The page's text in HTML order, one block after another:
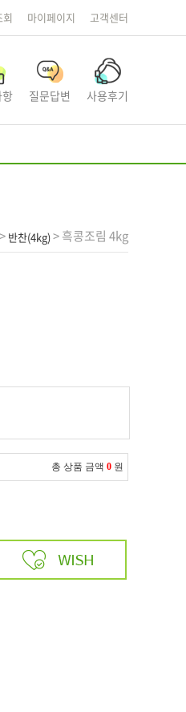
마이페이지 고객센터
질문답변 사용후기
> 반찬(4kg)> 흑콩조림 4kg
총 상품 금액 0 원